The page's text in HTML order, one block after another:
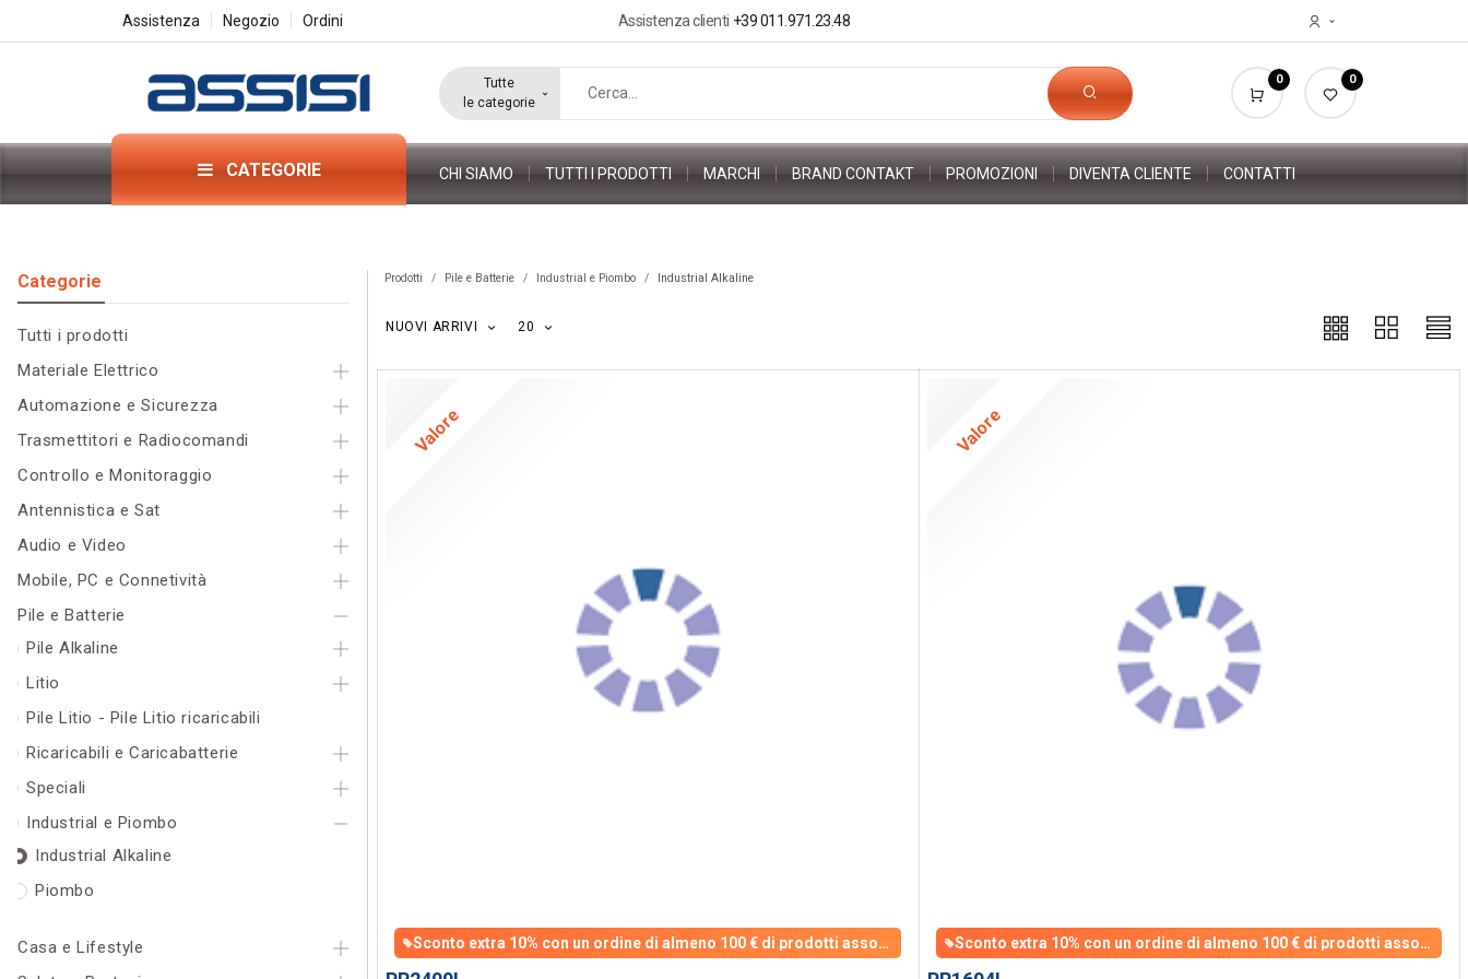
Assistenza Negozio Ordini Assistenza clienti +39 011.971.23.48
Tutte
le categorie
0 0
CATEGORIE CHI SIAMO TUTTI I PRODOTTI MARCHI BRAND CONTAKT PROMOZIONI DIVENTA CLIENTE CONTATTI
Categorie​
Tutti i prodotti
Materiale Elettrico
Automazione e Sicurezza
Trasmettitori e Radiocomandi
Controllo e Monitoraggio
Antennistica e Sat
Audio e Video
Mobile, PC e Connetività
Pile e Batterie
Pile Alkaline
Litio
Pile Litio - Pile Litio ricaricabili
Ricaricabili e Caricabatterie
Speciali
Industrial e Piombo
Industrial Alkaline
Piombo
Casa e Lifestyle
Prodotti Pile e Batterie Industrial e Piombo Industrial Alkaline
NUOVI ARRIVI 20
Valore
Sconto extra 10% con un ordine di almeno 100 € di prodotti assortiti
Valore
Sconto extra 10% con un ordine di almeno 100 € di prodotti assortiti